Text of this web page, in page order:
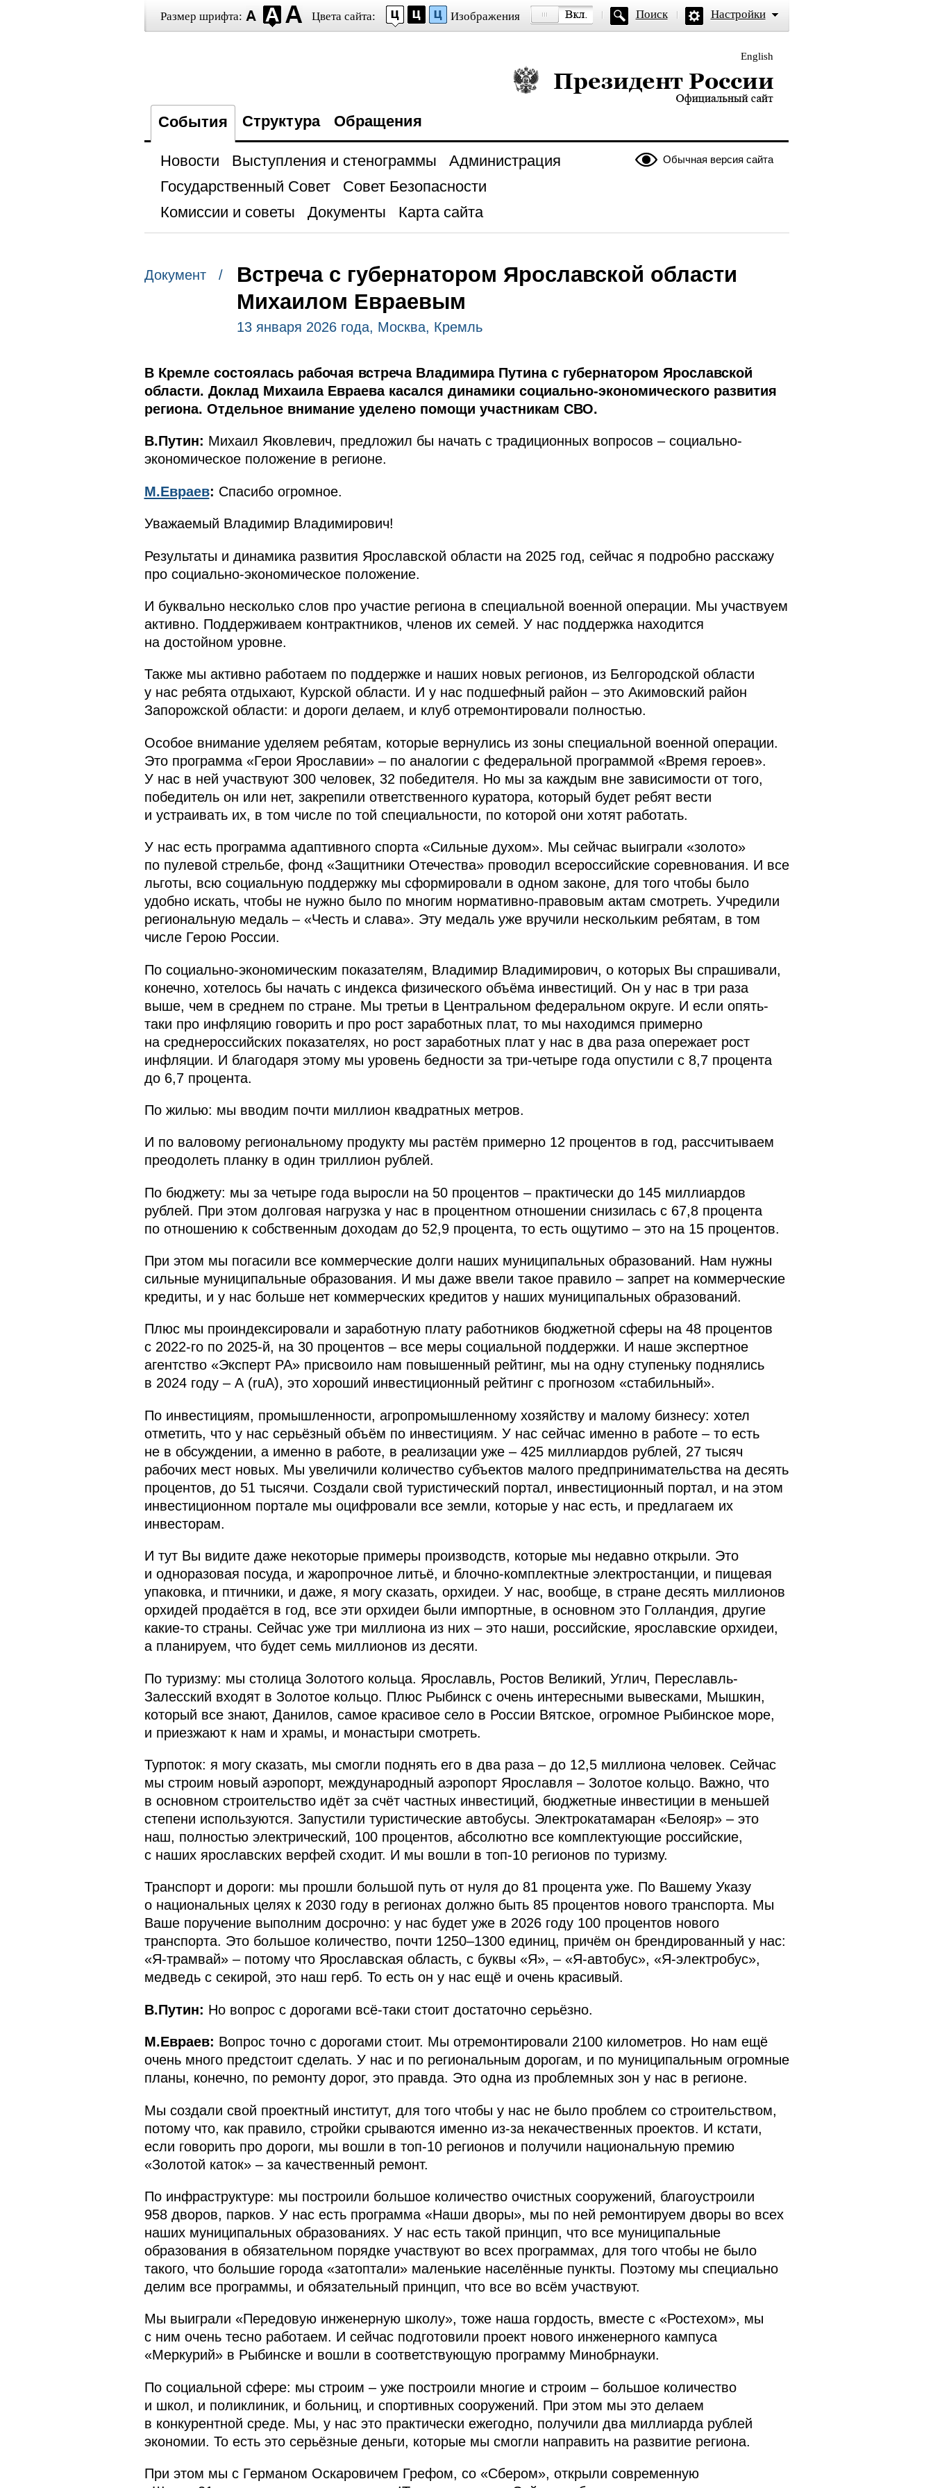
Размер шрифта: Цвета сайта: Изображения Поиск Настройки
English
Президент России — официальный сайт
События Структура Обращения
Обычная версия сайта
Новости Выступления и стенограммы
Администрация
Государственный Совет
Совет Безопасности
Комиссии и советы
Документы Карта сайта
Документ /
Встреча с губернатором Ярославской области
Михаилом Евраевым
13 января 2026 года, Москва, Кремль
В Кремле состоялась рабочая встреча Владимира Путина с губернатором Ярославской
области. Доклад Михаила Евраева касался динамики социально-экономического развития
региона. Отдельное внимание уделено помощи участникам СВО.
В.Путин: Михаил Яковлевич, предложил бы начать с традиционных вопросов – социально-
экономическое положение в регионе.
М.Евраев: Спасибо огромное.
Уважаемый Владимир Владимирович!
Результаты и динамика развития Ярославской области на 2025 год, сейчас я подробно расскажу
про социально-экономическое положение.
И буквально несколько слов про участие региона в специальной военной операции. Мы участвуем
активно. Поддерживаем контрактников, членов их семей. У нас поддержка находится
на достойном уровне.
Также мы активно работаем по поддержке и наших новых регионов, из Белгородской области
у нас ребята отдыхают, Курской области. И у нас подшефный район – это Акимовский район
Запорожской области: и дороги делаем, и клуб отремонтировали полностью.
Особое внимание уделяем ребятам, которые вернулись из зоны специальной военной операции.
Это программа «Герои Ярославии» – по аналогии с федеральной программой «Время героев».
У нас в ней участвуют 300 человек, 32 победителя. Но мы за каждым вне зависимости от того,
победитель он или нет, закрепили ответственного куратора, который будет ребят вести
и устраивать их, в том числе по той специальности, по которой они хотят работать.
У нас есть программа адаптивного спорта «Сильные духом». Мы сейчас выиграли «золото»
по пулевой стрельбе, фонд «Защитники Отечества» проводил всероссийские соревнования. И все
льготы, всю социальную поддержку мы сформировали в одном законе, для того чтобы было
удобно искать, чтобы не нужно было по многим нормативно-правовым актам смотреть. Учредили
региональную медаль – «Честь и слава». Эту медаль уже вручили нескольким ребятам, в том
числе Герою России.
По социально-экономическим показателям, Владимир Владимирович, о которых Вы спрашивали,
конечно, хотелось бы начать с индекса физического объёма инвестиций. Он у нас в три раза
выше, чем в среднем по стране. Мы третьи в Центральном федеральном округе. И если опять-
таки про инфляцию говорить и про рост заработных плат, то мы находимся примерно
на среднероссийских показателях, но рост заработных плат у нас в два раза опережает рост
инфляции. И благодаря этому мы уровень бедности за три-четыре года опустили с 8,7 процента
до 6,7 процента.
По жилью: мы вводим почти миллион квадратных метров.
И по валовому региональному продукту мы растём примерно 12 процентов в год, рассчитываем
преодолеть планку в один триллион рублей.
По бюджету: мы за четыре года выросли на 50 процентов – практически до 145 миллиардов
рублей. При этом долговая нагрузка у нас в процентном отношении снизилась с 67,8 процента
по отношению к собственным доходам до 52,9 процента, то есть ощутимо – это на 15 процентов.
При этом мы погасили все коммерческие долги наших муниципальных образований. Нам нужны
сильные муниципальные образования. И мы даже ввели такое правило – запрет на коммерческие
кредиты, и у нас больше нет коммерческих кредитов у наших муниципальных образований.
Плюс мы проиндексировали и заработную плату работников бюджетной сферы на 48 процентов
с 2022-го по 2025-й, на 30 процентов – все меры социальной поддержки. И наше экспертное
агентство «Эксперт РА» присвоило нам повышенный рейтинг, мы на одну ступеньку поднялись
в 2024 году – A (ruA), это хороший инвестиционный рейтинг с прогнозом «стабильный».
По инвестициям, промышленности, агропромышленному хозяйству и малому бизнесу: хотел
отметить, что у нас серьёзный объём по инвестициям. У нас сейчас именно в работе – то есть
не в обсуждении, а именно в работе, в реализации уже – 425 миллиардов рублей, 27 тысяч
рабочих мест новых. Мы увеличили количество субъектов малого предпринимательства на десять
процентов, до 51 тысячи. Создали свой туристический портал, инвестиционный портал, и на этом
инвестиционном портале мы оцифровали все земли, которые у нас есть, и предлагаем их
инвесторам.
И тут Вы видите даже некоторые примеры производств, которые мы недавно открыли. Это
и одноразовая посуда, и жаропрочное литьё, и блочно-комплектные электростанции, и пищевая
упаковка, и птичники, и даже, я могу сказать, орхидеи. У нас, вообще, в стране десять миллионов
орхидей продаётся в год, все эти орхидеи были импортные, в основном это Голландия, другие
какие-то страны. Сейчас уже три миллиона из них – это наши, российские, ярославские орхидеи,
а планируем, что будет семь миллионов из десяти.
По туризму: мы столица Золотого кольца. Ярославль, Ростов Великий, Углич, Переславль-
Залесский входят в Золотое кольцо. Плюс Рыбинск с очень интересными вывесками, Мышкин,
который все знают, Данилов, самое красивое село в России Вятское, огромное Рыбинское море,
и приезжают к нам и храмы, и монастыри смотреть.
Турпоток: я могу сказать, мы смогли поднять его в два раза – до 12,5 миллиона человек. Сейчас
мы строим новый аэропорт, международный аэропорт Ярославля – Золотое кольцо. Важно, что
в основном строительство идёт за счёт частных инвестиций, бюджетные инвестиции в меньшей
степени используются. Запустили туристические автобусы. Электрокатамаран «Белояр» – это
наш, полностью электрический, 100 процентов, абсолютно все комплектующие российские,
с наших ярославских верфей сходит. И мы вошли в топ-10 регионов по туризму.
Транспорт и дороги: мы прошли большой путь от нуля до 81 процента уже. По Вашему Указу
о национальных целях к 2030 году в регионах должно быть 85 процентов нового транспорта. Мы
Ваше поручение выполним досрочно: у нас будет уже в 2026 году 100 процентов нового
транспорта. Это большое количество, почти 1250–1300 единиц, причём он брендированный у нас:
«Я-трамвай» – потому что Ярославская область, с буквы «Я», – «Я-автобус», «Я-электробус»,
медведь с секирой, это наш герб. То есть он у нас ещё и очень красивый.
В.Путин: Но вопрос с дорогами всё-таки стоит достаточно серьёзно.
М.Евраев: Вопрос точно с дорогами стоит. Мы отремонтировали 2100 километров. Но нам ещё
очень много предстоит сделать. У нас и по региональным дорогам, и по муниципальным огромные
планы, конечно, по ремонту дорог, это правда. Это одна из проблемных зон у нас в регионе.
Мы создали свой проектный институт, для того чтобы у нас не было проблем со строительством,
потому что, как правило, стройки срываются именно из-за некачественных проектов. И кстати,
если говорить про дороги, мы вошли в топ-10 регионов и получили национальную премию
«Золотой каток» – за качественный ремонт.
По инфраструктуре: мы построили большое количество очистных сооружений, благоустроили
958 дворов, парков. У нас есть программа «Наши дворы», мы по ней ремонтируем дворы во всех
наших муниципальных образованиях. У нас есть такой принцип, что все муниципальные
образования в обязательном порядке участвуют во всех программах, для того чтобы не было
такого, что большие города «затоптали» маленькие населённые пункты. Поэтому мы специально
делим все программы, и обязательный принцип, что все во всём участвуют.
Мы выиграли «Передовую инженерную школу», тоже наша гордость, вместе с «Ростехом», мы
с ним очень тесно работаем. И сейчас подготовили проект нового инженерного кампуса
«Меркурий» в Рыбинске и вошли в соответствующую программу Минобрнауки.
По социальной сфере: мы строим – уже построили многие и строим – большое количество
и школ, и поликлиник, и больниц, и спортивных сооружений. При этом мы это делаем
в конкурентной среде. Мы, у нас это практически ежегодно, получили два миллиарда рублей
экономии. То есть это серьёзные деньги, которые мы смогли направить на развитие региона.
При этом мы с Германом Оскаровичем Грефом, со «Сбером», открыли современную